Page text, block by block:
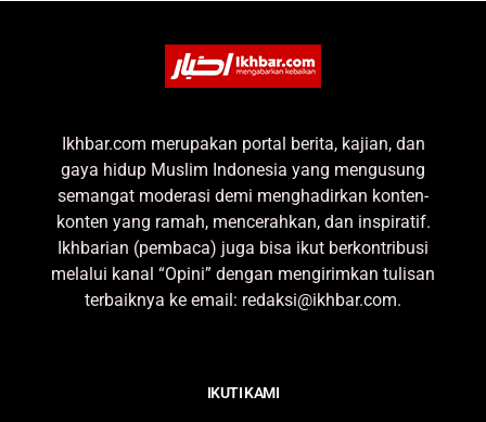
Ikhbar.com merupakan portal berita, kajian, dan
gaya hidup Muslim Indonesia yang mengusung
semangat moderasi demi menghadirkan konten-
konten yang ramah, mencerahkan, dan inspiratif.
Ikhbarian (pembaca) juga bisa ikut berkontribusi
melalui kanal “Opini” dengan mengirimkan tulisan
terbaiknya ke email: redaksi@ikhbar.com.
IKUTI KAMI